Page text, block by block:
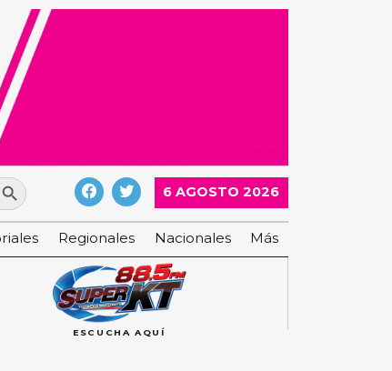
Button
6 AGOSTO 2026
Regionales Nacionales Más
ESCUCHA AQUÍ